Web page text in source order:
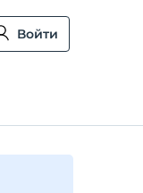
Войти